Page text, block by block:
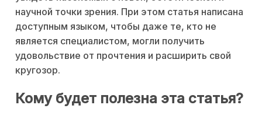
научной точки зрения. При этом статья написана
доступным языком, чтобы даже те, кто не
является специалистом, могли получить
удовольствие от прочтения и расширить свой
кругозор.
Кому будет полезна эта статья?